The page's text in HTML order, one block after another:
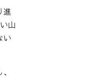
進
山
い